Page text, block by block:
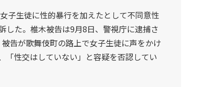
子生徒に性的暴行を加えたとして不同意性
した。椎木被告は9月8日、警視庁に逮捕さ
告が歌舞伎町の路上で女子生徒に声をかけ
「性交はしていない」と容疑を否認してい